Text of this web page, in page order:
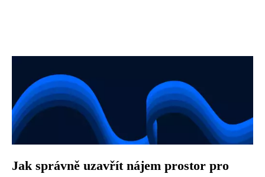
Jak správně uzavřít nájem prostor pro